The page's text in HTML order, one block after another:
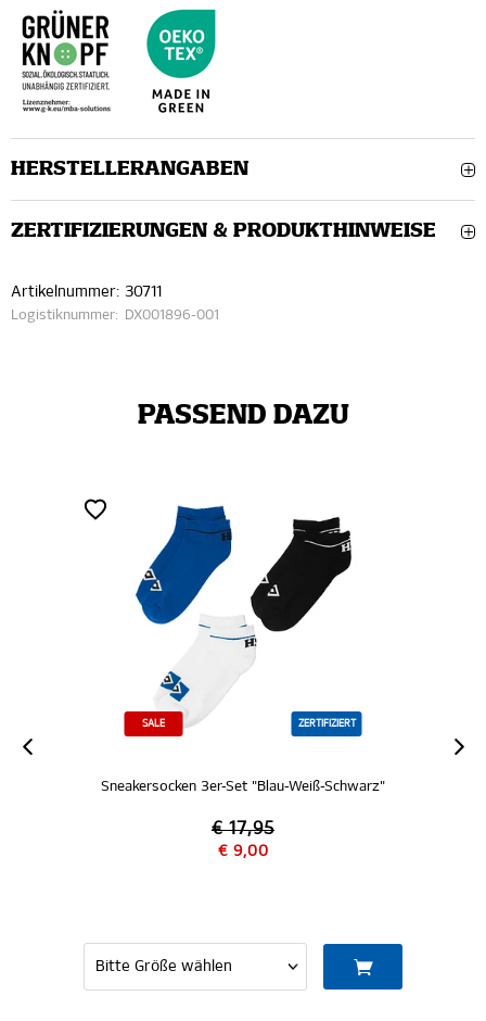
HERSTELLERANGABEN
ZERTIFIZIERUNGEN & PRODUKTHINWEISE
Artikelnummer: 30711
Logistiknummer: DX001896-001
PASSEND DAZU
ZERTIFIZIERT
Sneakersocken 3er-Set "Blau-Weiß-Schwarz"
€ 17,95
€ 9,00